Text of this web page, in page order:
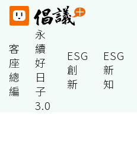
客
座
總
編
永
續
好
日
子
3.0
ESG
創
新
ESG
新
知